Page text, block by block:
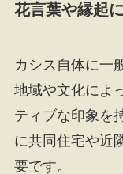
花言葉や縁起
カシス自体に一
地域や文化によ
ティブな印象を
に共同住宅や近
要です。